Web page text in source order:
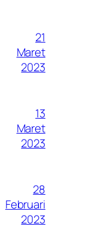
21
Maret
2023
13
Maret
2023
28
Februari
2023